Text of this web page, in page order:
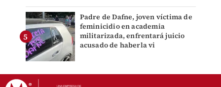
Padre de Dafne, joven víctima de
feminicidio en academia
militarizada, enfrentará juicio
acusado de haberla vi